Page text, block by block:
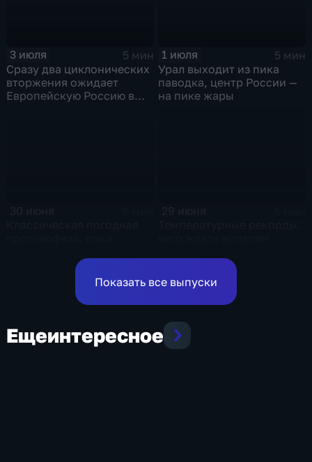
3 июля
5 мин
Сразу два циклонических
вторжения ожидает
Европейскую Россию в
1 июля
5 мин
Урал выходит из пика
паводка, центр России —
на пике жары
плавится от зноя, Урал
Показать все выпуски
Ещеинтересное